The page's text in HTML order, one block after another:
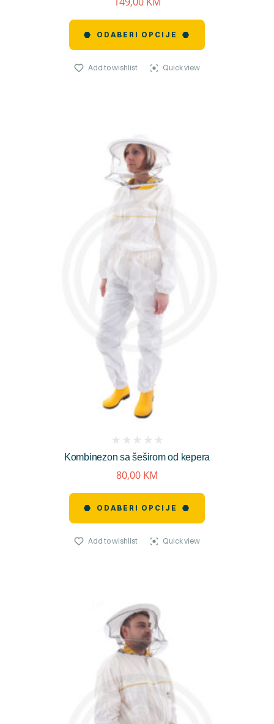
ODABERI OPCIJE
Add to wishlist Quick view
Kombinezon sa šeširom od kepera
reviews)
80,00 KM
ODABERI OPCIJE
Add to wishlist Quick view